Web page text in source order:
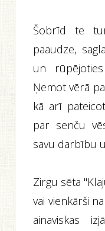
Šobrīd te
paaudze,
un
Ņemot vērā
kā arī
par senču
savu darbību
Zirgu sēta
vai vienkārši
ainaviskas